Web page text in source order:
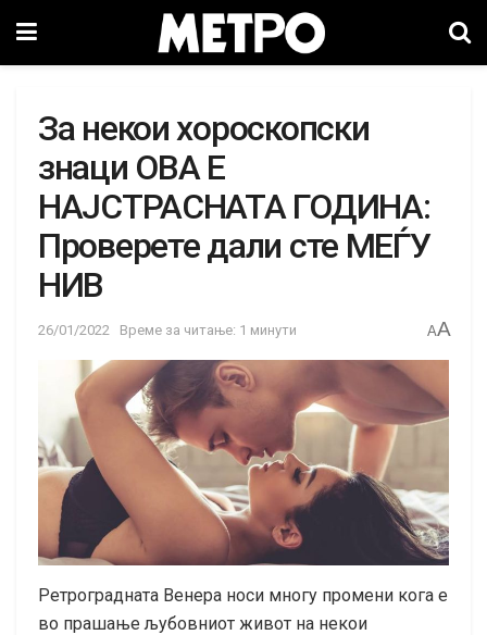
За некои хороскопски
знаци ОВА Е
НАЈСТРАСНАТА ГОДИНА:
Проверете дали сте МЕЃУ
НИВ
26/01/2022 Време за читање: 1 минути AA
Ретроградната Венера носи многу промени кога е
во прашање љубовниот живот на некои